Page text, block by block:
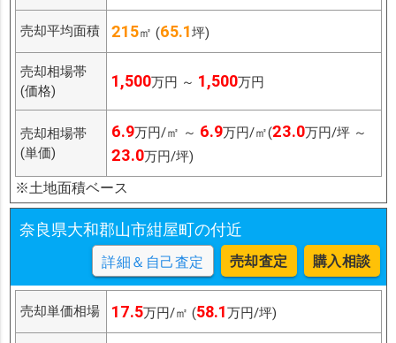
売却平均面積 215㎡ (65.1坪)
売却相場帯
(価格)
1,500万円 ～ 1,500万円
売却相場帯
(単価)
6.9万円/㎡ ～ 6.9万円/㎡(23.0万円/坪 ～
23.0万円/坪)
※土地面積ベース
奈良県大和郡山市紺屋町の付近
詳細＆自己査定 売却査定 購入相談
売却単価相場 17.5万円/㎡ (58.1万円/坪)